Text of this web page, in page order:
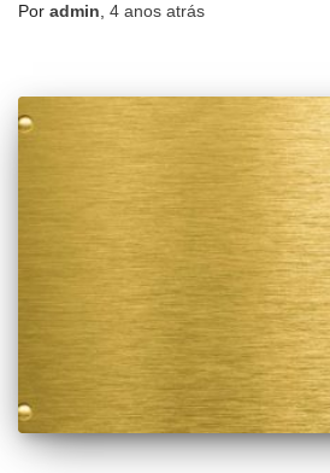
Por admin, 4 anos atrás